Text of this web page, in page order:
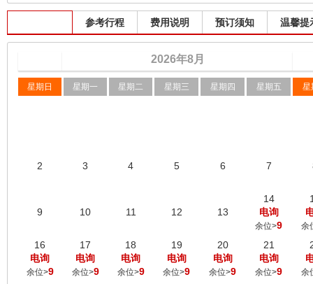
参考行程 费用说明 预订须知 温馨提
2026年8月
星期日 星期一 星期二 星期三 星期四 星期五 星
2 3 4 5 6 7
9 10 11 12 13
14
电询
余位>9 余
16
电询
余位>9
17
电询
余位>9
18
电询
余位>9
19
电询
余位>9
20
电询
余位>9
21
电询
余位>9 余